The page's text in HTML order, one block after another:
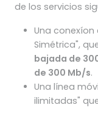
de los servicios
Una conexíon
Simétrica",
bajada de
de 300 Mb/s.
Una línea
ilimitadas"